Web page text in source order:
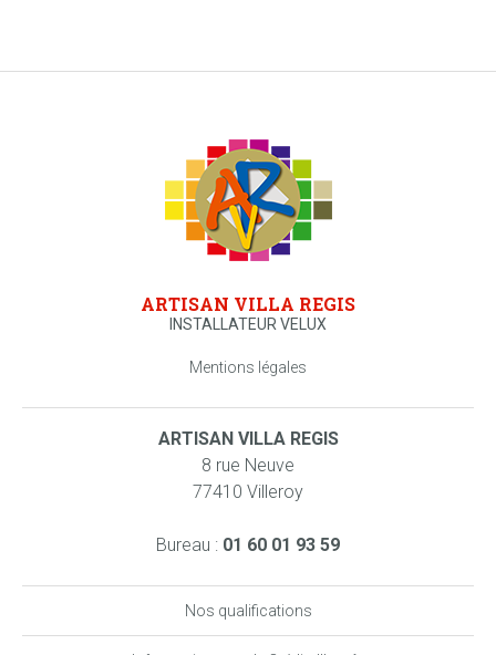
ARTISAN VILLA REGIS
INSTALLATEUR VELUX
Mentions légales
ARTISAN VILLA REGIS
8 rue Neuve
77410 Villeroy
Bureau : 01 60 01 93 59
Nos qualifications